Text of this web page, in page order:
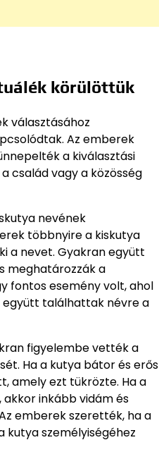
körülöttük
választásához
Az emberek
a kiválasztási
család vagy a közösség
nevének
többnyire a kiskutya
a nevet. Gyakran együtt
meghatározzák a
fontos esemény volt, ahol
találhattak névre a
figyelembe vették a
Ha a kutya bátor és erős
amely ezt tükrözte. Ha a
inkább vidám és
emberek szerették, ha a
kutya személyiségéhez